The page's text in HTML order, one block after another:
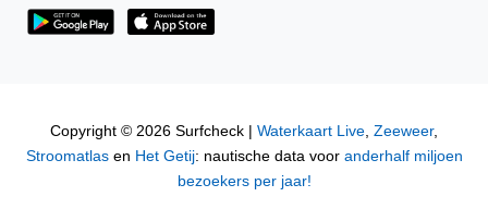
Copyright © 2026 Surfcheck | Waterkaart Live, Zeeweer,
Stroomatlasen Het Getij: nautische data voor anderhalf miljoen
bezoekers per jaar!